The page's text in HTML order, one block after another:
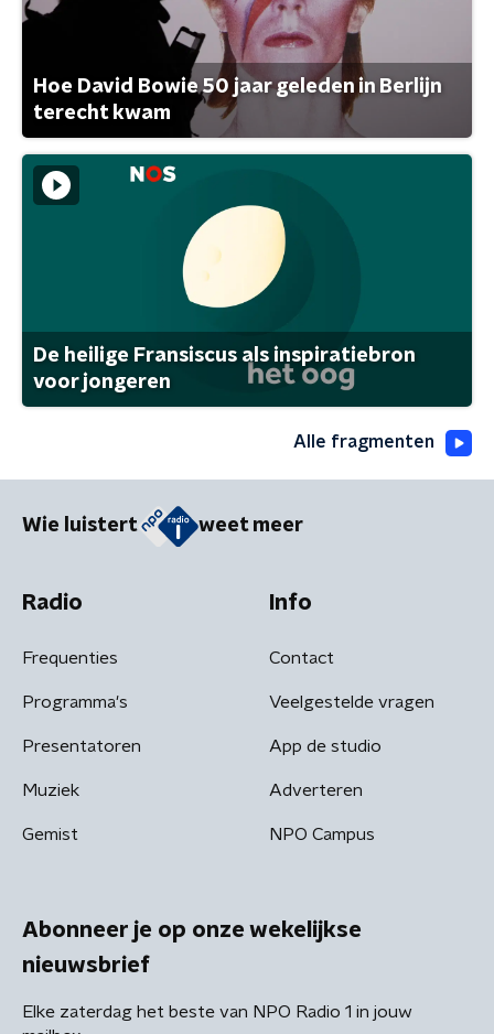
Hoe David Bowie 50 jaar geleden in Berlijn
terecht kwam
De heilige Fransiscus als inspiratiebron
voor jongeren
Alle fragmenten
Wie luistert weet meer
Radio
Frequenties
Programma's
Presentatoren
Muziek
Gemist
Info
Contact
Veelgestelde vragen
App de studio
Adverteren
NPO Campus
Abonneer je op onze wekelijkse
nieuwsbrief
Elke zaterdag het beste van NPO Radio 1 in jouw